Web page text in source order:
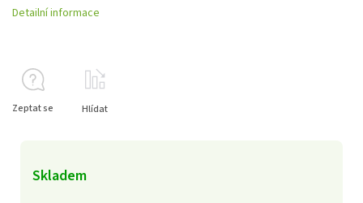
Skladem
Detailní informace
Zeptat se Hlídat